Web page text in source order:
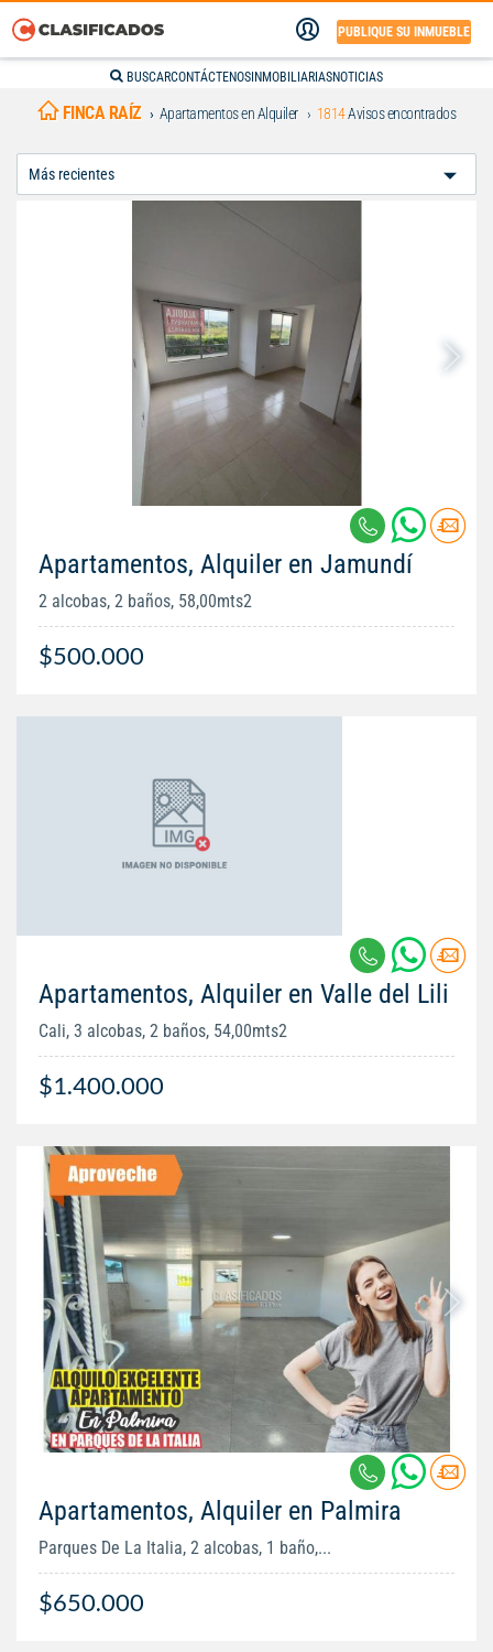
PUBLIQUE SU INMUEBLE
BUSCARCONTÁCTENOS INMOBILIARIASNOTICIAS
FINCA RAÍZ Apartamentos en Alquiler 1814Avisos encontrados
Apartamentos, Alquiler en Jamundí
2 alcobas, 2 baños, 58,00mts2
$500.000
Apartamentos, Alquiler en Valle del Lili
Cali, 3 alcobas, 2 baños, 54,00mts2
$1.400.000
Apartamentos, Alquiler en Palmira
Parques De La Italia, 2 alcobas, 1 baño,...
$650.000